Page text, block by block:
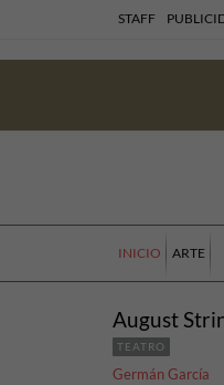
STAFF
INICIO ARTE
August
TEATRO
Germán García